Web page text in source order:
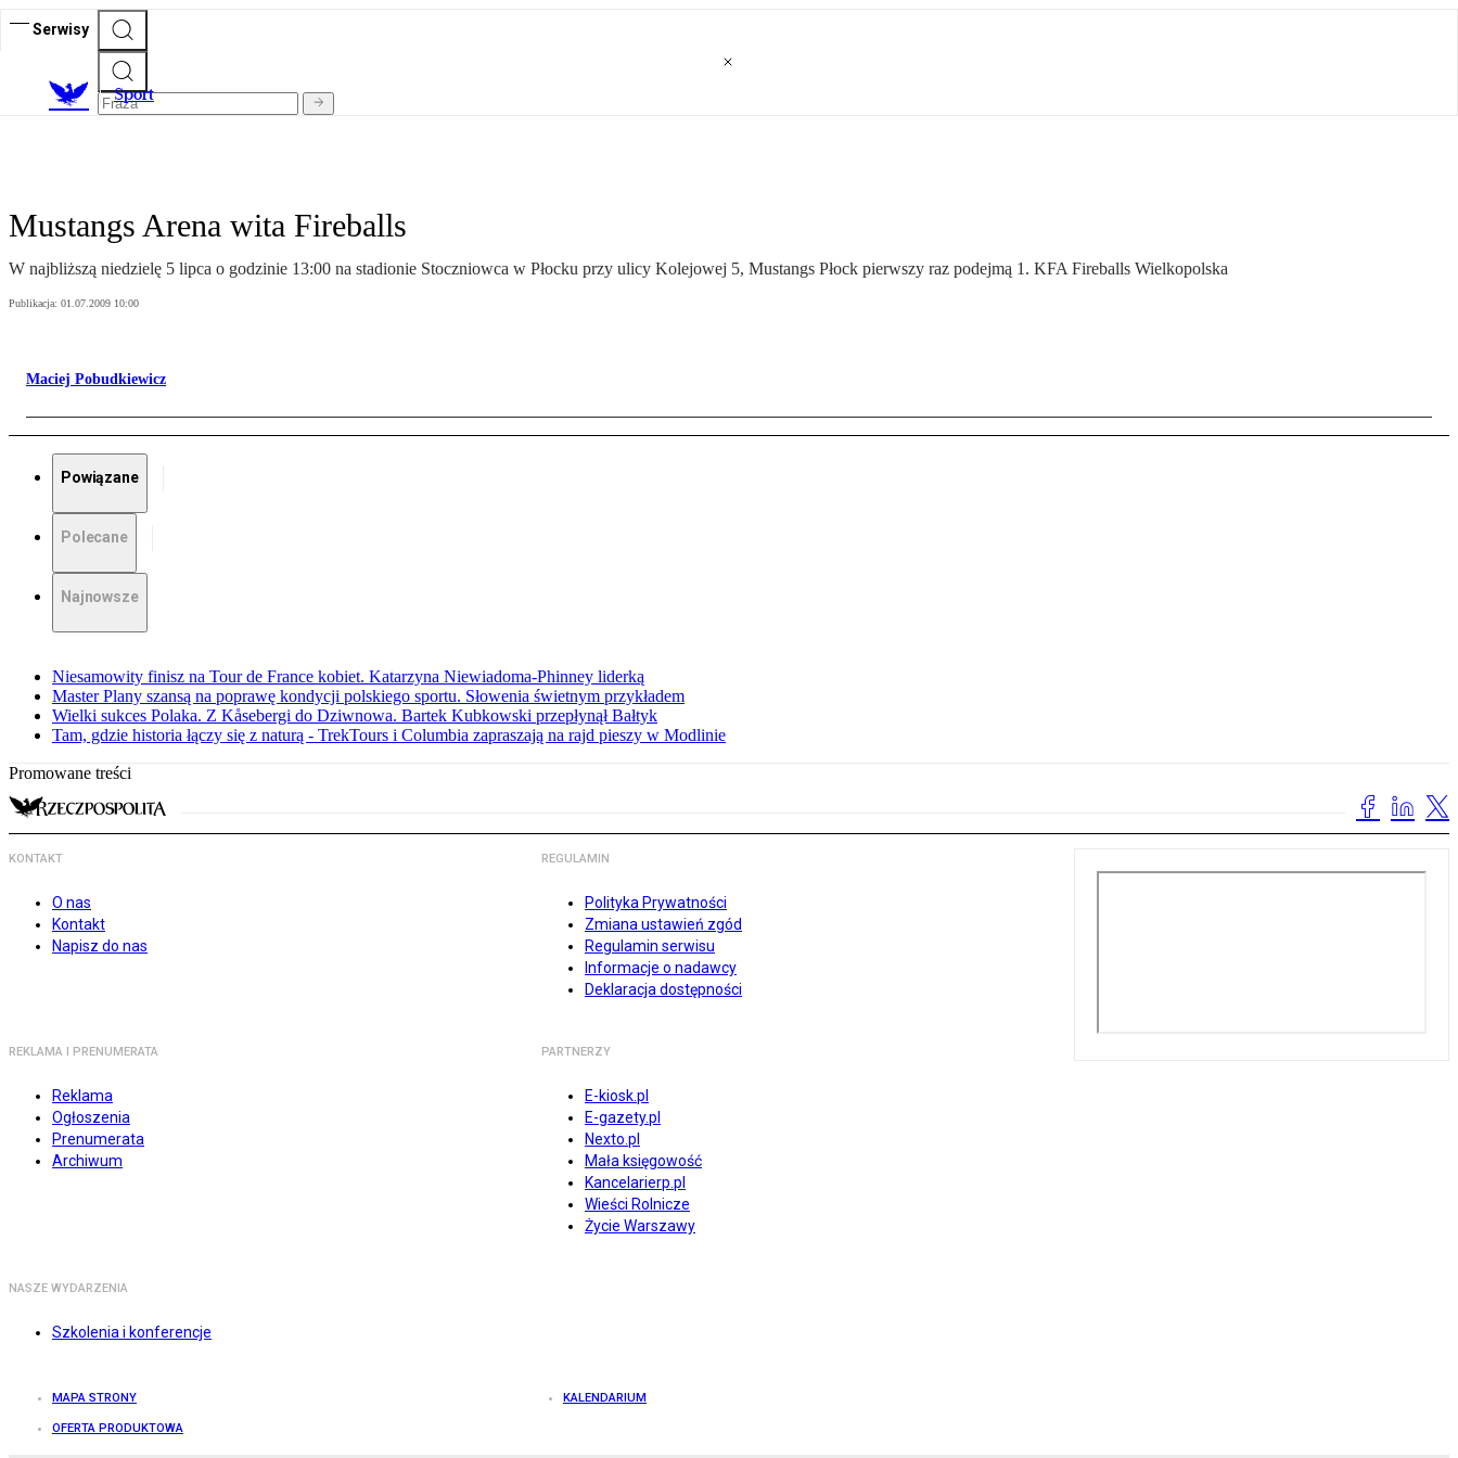
Serwisy
Sport
Mustangs Arena wita Fireballs
W najbliższą niedzielę 5 lipca o godzinie 13:00 na stadionie Stoczniowca w Płocku przy ulicy Kolejowej 5, Mustangs Płock pierwszy raz podejmą 1. KFA Fireballs Wielkopolska
Publikacja: 01.07.2009 10:00
Maciej Pobudkiewicz
Powiązane
Polecane
Najnowsze
Niesamowity finisz na Tour de France kobiet. Katarzyna Niewiadoma-Phinney liderką
Master Plany szansą na poprawę kondycji polskiego sportu. Słowenia świetnym przykładem
Wielki sukces Polaka. Z Kåsebergi do Dziwnowa. Bartek Kubkowski przepłynął Bałtyk
Tam, gdzie historia łączy się z naturą - TrekTours i Columbia zapraszają na rajd pieszy w Modlinie
Promowane treści
KONTAKT
O nas
Kontakt
Napisz do nas
REGULAMIN
Polityka Prywatności
Zmiana ustawień zgód
Regulamin serwisu
Informacje o nadawcy
Deklaracja dostępności
REKLAMA I PRENUMERATA
Reklama
Ogłoszenia
Prenumerata
Archiwum
PARTNERZY
E-kiosk.pl
E-gazety.pl
Nexto.pl
Mała księgowość
Kancelarierp.pl
Wieści Rolnicze
Życie Warszawy
NASZE WYDARZENIA
Szkolenia i konferencje
MAPA STRONY KALENDARIUM
OFERTA PRODUKTOWA